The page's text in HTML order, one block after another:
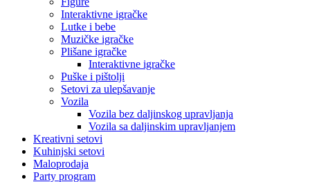
Interaktivne igračke
Lutke i bebe
Muzičke igračke
Plišane igračke
Interaktivne igračke
Puške i pištolji
Setovi za ulepšavanje
Vozila
Vozila bez daljinskog upravljanja
Vozila sa daljinskim upravljanjem
Kreativni setovi
Kuhinjski setovi
Maloprodaja
Party program